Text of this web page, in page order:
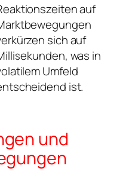
auf
sich auf
was in
Umfeld
ist.
und